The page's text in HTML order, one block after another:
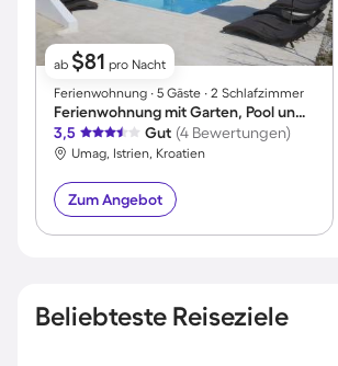
ab $81 pro Nacht
Ferienwohnung ∙ 5 Gäste ∙ 2 Schlafzimmer
Ferienwohnung mit Garten, Pool und Grill | Meerblick
3,5
Gut (4 Bewertungen)
Umag, Istrien, Kroatien
Zum Angebot
Beliebteste Reiseziele